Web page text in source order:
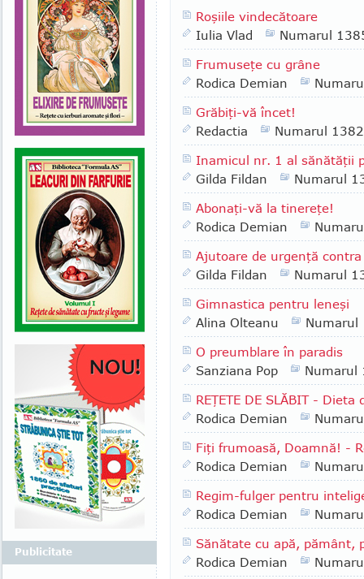
Roşiile vindecătoare
Iulia Vlad
Numarul
Frumuseţe cu grâne
Rodica Demian
Grăbiţi-vă încet!
Redactia
Numarul 1382
Inamicul nr. 1 al sănătăţii
Gilda Fildan
Numarul
Abonaţi-vă la tinereţe!
Rodica Demian
Ajutoare de urgenţă
Gilda Fildan
Numarul
Gimnastica pentru leneşi
Alina Olteanu
Numarul
O preumblare în paradis
Sanziana Pop
Numarul
REŢETE DE SLĂBIT -
Rodica Demian
Fiţi frumoasă, Doamnă! -
Rodica Demian
Regim-fulger pentru
Rodica Demian
Sănătate cu apă, pământ,
Rodica Demian
Publicitate